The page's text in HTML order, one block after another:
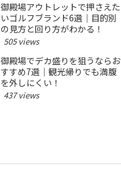
御殿場アウトレットで押さえた
いゴルフブランド6選｜目的別
の見方と回り方がわかる！
505 views
御殿場でデカ盛りを狙うならお
すすめ7選｜観光帰りでも満腹
を外しにくい！
437 views